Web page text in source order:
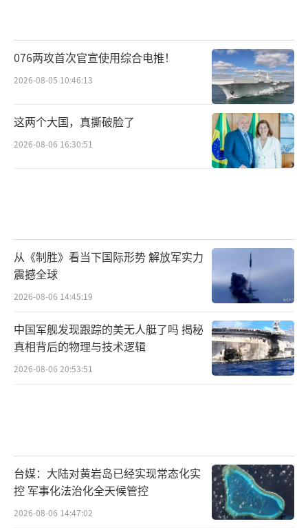
076两攻首次官宣使用综合电推！
2026-08-05 10:46:13
这两个大国，真撕破脸了
2026-08-06 16:30:51
从《制胜》看当下国际形势 解放军实力
震撼全球
2026-08-06 14:45:19
中国军舰发现跟踪的美无人艇了吗 揭秘
真相背后的物理与技术逻辑
2026-08-06 20:53:51
台媒：大陆对黄岩岛已经实现常态化实
控 军事化法治化全天候管控
2026-08-06 14:47:02